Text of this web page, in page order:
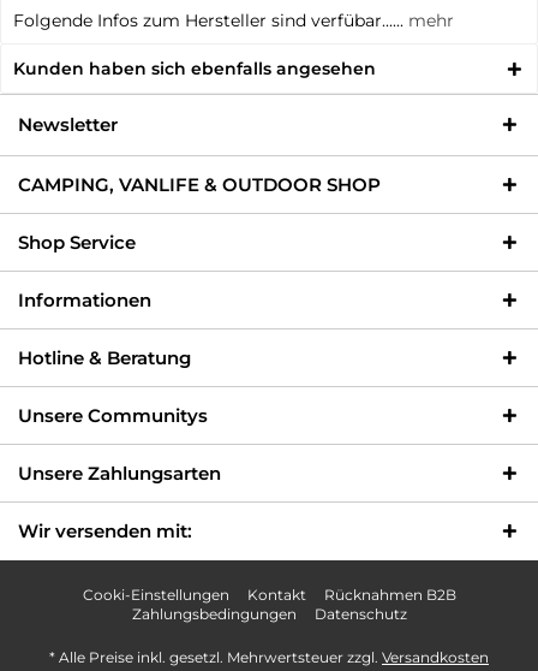
Folgende Infos zum Hersteller sind verfübar...... mehr
Kunden haben sich ebenfalls angesehen
Newsletter
CAMPING, VANLIFE & OUTDOOR SHOP
Shop Service
Informationen
Hotline & Beratung
Unsere Communitys
Unsere Zahlungsarten
Wir versenden mit:
Cooki-Einstellungen Kontakt
Rücknahmen B2B
Zahlungsbedingungen
Datenschutz
* Alle Preise inkl. gesetzl. Mehrwertsteuer zzgl. Versandkosten